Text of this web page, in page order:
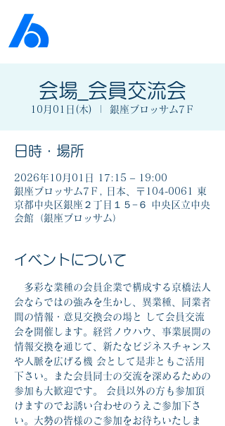
会場_会員交流会
10月01日(木) 銀座ブロッサム7Ｆ
日時・場所
2026年10月01日 17:15 – 19:00
銀座ブロッサム7Ｆ, 日本、〒104-0061 東
京都中央区銀座２丁目１５−６ 中央区立中央
会館（銀座ブロッサム）
イベントについて
多彩な業種の会員企業で構成する京橋法人
会ならではの強みを生かし、異業種、同業者
間の情報・意見交換会の場と して会員交流
会を開催します。経営ノウハウ、事業展開の
情報交換を通じて、新たなビジネスチャンス
や人脈を広げる機 会として是非ともご活用
下さい。また会員同士の交流を深めるための
参加も大歓迎です。 会員以外の方も参加頂
けますのでお誘い合わせのうえご参加下さ
い。大勢の皆様のご参加をお待ちいたしま